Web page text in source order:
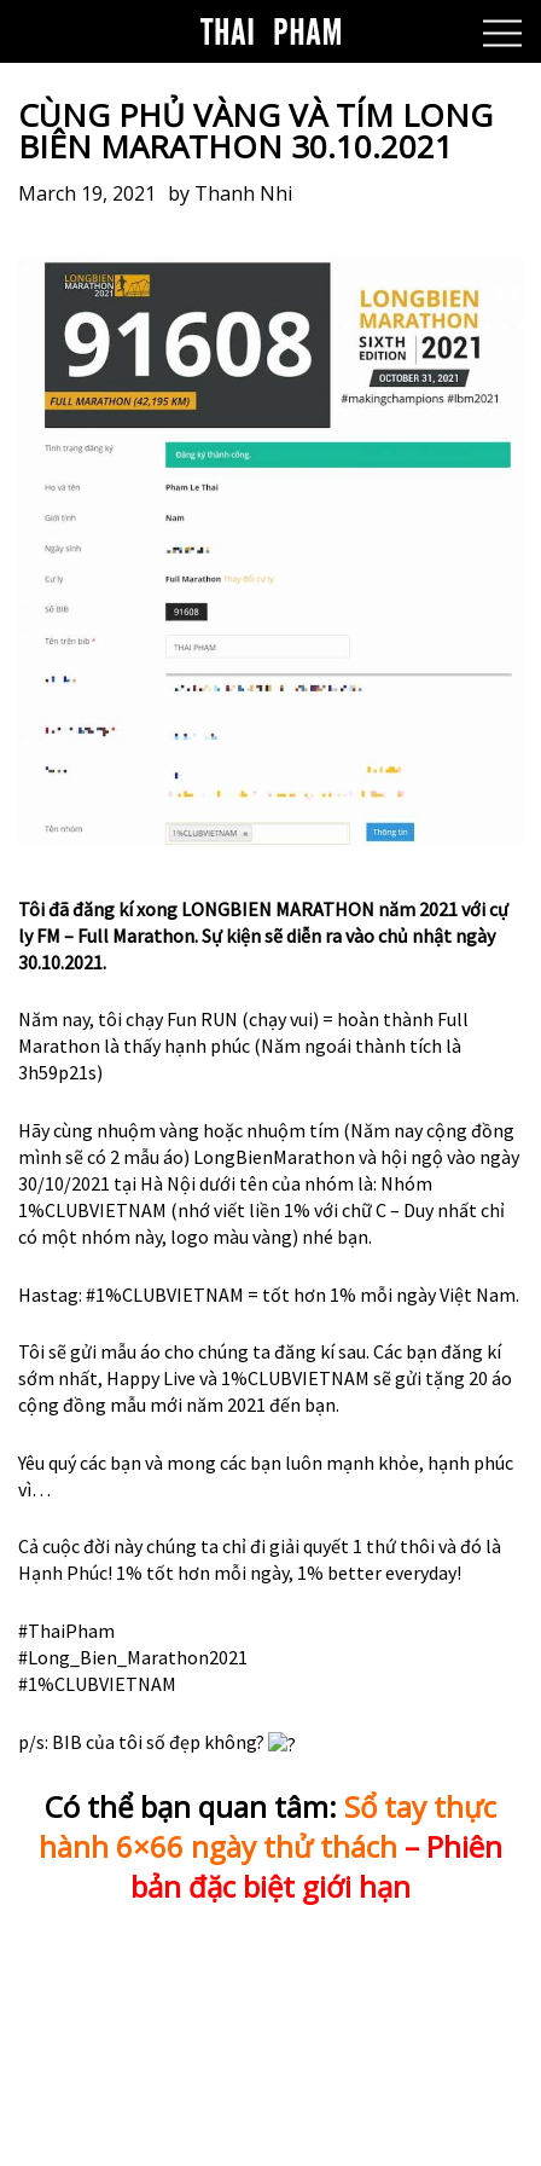
CÙNG PHỦ VÀNG VÀ TÍM LONG
BIÊN MARATHON 30.10.2021
March 19, 2021 by Thanh Nhi
Tôi đã đăng kí xong LONGBIEN MARATHON năm 2021 với cự
ly FM – Full Marathon. Sự kiện sẽ diễn ra vào chủ nhật ngày
30.10.2021.
Năm nay, tôi chạy Fun RUN (chạy vui) = hoàn thành Full
Marathon là thấy hạnh phúc (Năm ngoái thành tích là
3h59p21s)
Hãy cùng nhuộm vàng hoặc nhuộm tím (Năm nay cộng đồng
mình sẽ có 2 mẫu áo) LongBienMarathon và hội ngộ vào ngày
30/10/2021 tại Hà Nội dưới tên của nhóm là: Nhóm
1%CLUBVIETNAM (nhớ viết liền 1% với chữ C – Duy nhất chỉ
có một nhóm này, logo màu vàng) nhé bạn.
Hastag: #1%CLUBVIETNAM = tốt hơn 1% mỗi ngày Việt Nam.
Tôi sẽ gửi mẫu áo cho chúng ta đăng kí sau. Các bạn đăng kí
sớm nhất, Happy Live và 1%CLUBVIETNAM sẽ gửi tặng 20 áo
cộng đồng mẫu mới năm 2021 đến bạn.
Yêu quý các bạn và mong các bạn luôn mạnh khỏe, hạnh phúc
vì…
Cả cuộc đời này chúng ta chỉ đi giải quyết 1 thứ thôi và đó là
Hạnh Phúc! 1% tốt hơn mỗi ngày, 1% better everyday!
#ThaiPham
#Long_Bien_Marathon2021
#1%CLUBVIETNAM
p/s: BIB của tôi số đẹp không?
Có thể bạn quan tâm: Sổ tay thực
hành 6×66 ngày thử thách – Phiên
bản đặc biệt giới hạn